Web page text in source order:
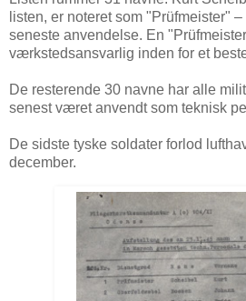
listen, er noteret som "Prüfmeister"
seneste anvendelse. En
værkstedsansvarlig inden for et
De resterende 30 navne har alle
senest været anvendt som teknisk
De sidste tyske soldater forlod
december.